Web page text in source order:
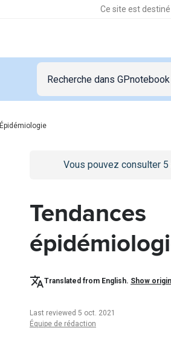
Ce site est
Épidémiologie
/se-connecterpage
Vous pouvez consulter 5
Tendances
Translated from English. Show
Last reviewed 5 oct. 2021
Équipe de rédaction